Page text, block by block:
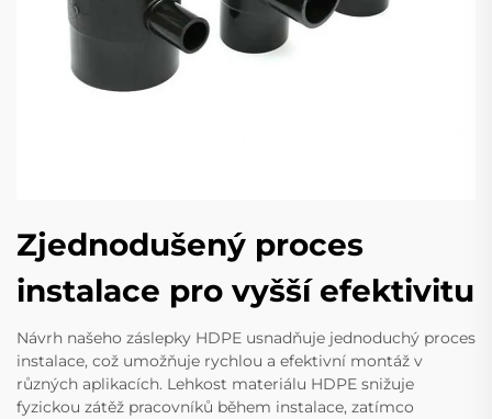
Zjednodušený proces
instalace pro vyšší efektivitu
Návrh našeho záslepky HDPE usnadňuje jednoduchý proces
instalace, což umožňuje rychlou a efektivní montáž v
různých aplikacích. Lehkost materiálu HDPE snižuje
fyzickou zátěž pracovníků během instalace, zatímco